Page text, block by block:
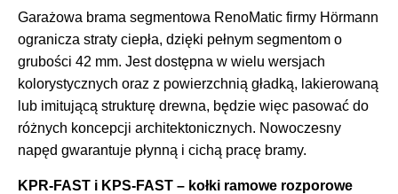
Garażowa brama segmentowa RenoMatic firmy Hörmann
ogranicza straty ciepła, dzięki pełnym segmentom o
grubości 42 mm. Jest dostępna w wielu wersjach
kolorystycznych oraz z powierzchnią gładką, lakierowaną
lub imitującą strukturę drewna, będzie więc pasować do
różnych koncepcji architektonicznych. Nowoczesny
napęd gwarantuje płynną i cichą pracę bramy.
KPR-FAST i KPS-FAST – kołki ramowe rozporowe